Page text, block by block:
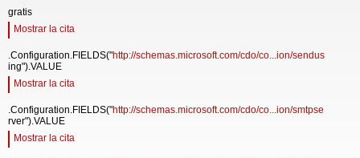
gratis
Mostrar la cita
.Configuration.FIELDS("http://schemas.microsoft.com/cdo/co...ion/sendus
ing").VALUE
Mostrar la cita
.Configuration.FIELDS("http://schemas.microsoft.com/cdo/co...ion/smtpse
rver").VALUE
Mostrar la cita